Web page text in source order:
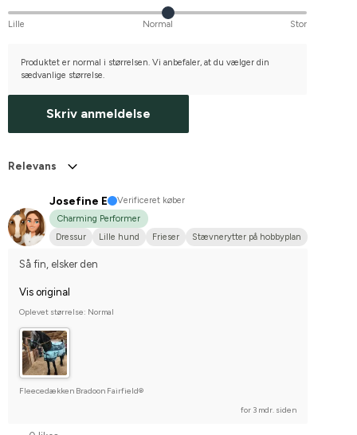
Lille Normal Stor
Produktet er normal i størrelsen. Vi anbefaler, at du vælger din
sædvanlige størrelse.
Skriv anmeldelse
Relevans
Josefine E
Verificeret køber
Charming Performer
Dressur
Lille hund Frieser Stævnerytter på hobbyplan
Så fin, elsker den
Vis original
Oplevet størrelse: Normal
Fleecedækken Bradoon Fairfield®
for 3 mdr. siden